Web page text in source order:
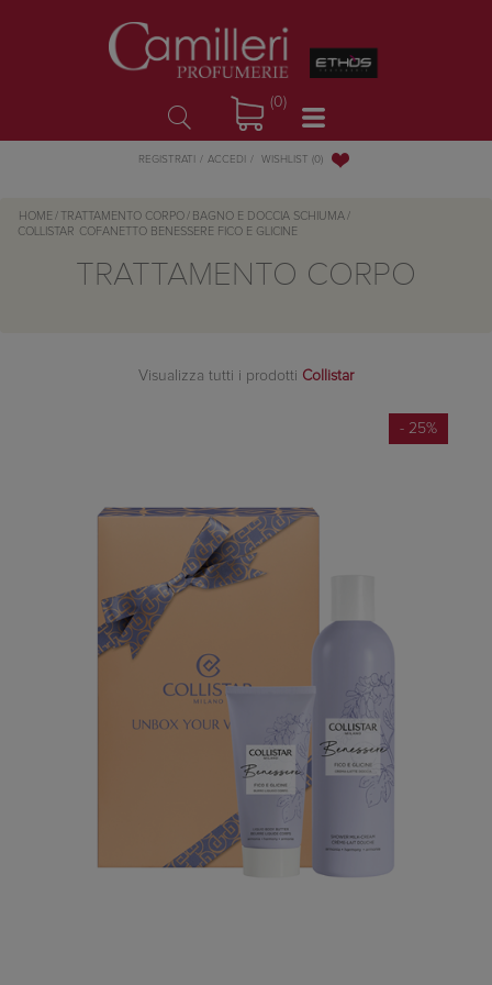
(0)
REGISTRATI ACCEDI WISHLIST (0)
HOME / TRATTAMENTO CORPO / BAGNO E DOCCIA SCHIUMA /
COLLISTAR COFANETTO BENESSERE FICO E GLICINE
TRATTAMENTO CORPO
Visualizza tutti i prodotti Collistar
- 25%